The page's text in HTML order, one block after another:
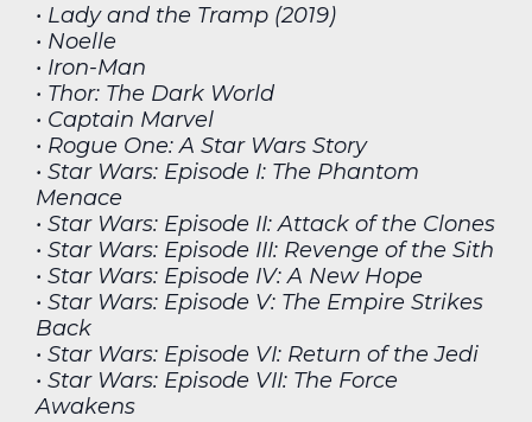
• Lady and the Tramp (2019)
• Noelle
• Iron-Man
• Thor: The Dark World
• Captain Marvel
• Rogue One: A Star Wars Story
• Star Wars: Episode I: The Phantom
Menace
• Star Wars: Episode II: Attack of the Clones
• Star Wars: Episode III: Revenge of the Sith
• Star Wars: Episode IV: A New Hope
• Star Wars: Episode V: The Empire Strikes
Back
• Star Wars: Episode VI: Return of the Jedi
• Star Wars: Episode VII: The Force
Awakens